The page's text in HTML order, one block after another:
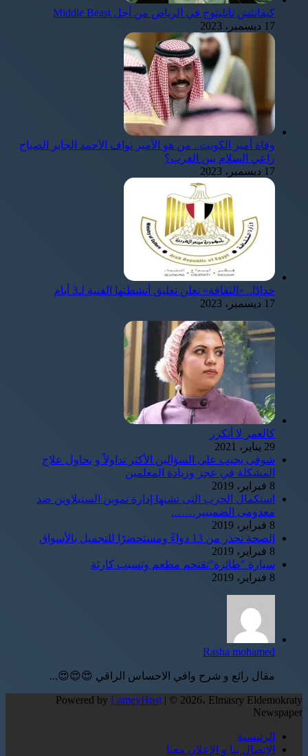
كيفانتش تاتليتوج في الرياض من أجل Middle Beast
17 ديسمبر، 2023
وفاة أمير الكويت.. من هو الأمير نواف الأحمد الجابر الصباح
راعي السلام بين العرب؟
17 ديسمبر، 2023
حدادًا.. «الثقافة» تعلن تعليق أنشطتها الفنية لـ3 أيام
17 ديسمبر، 2023
كالعمر لا أتكرر
29 يناير، 2021
شوقى يجيب على السؤالين الأكثر تداولاً و يحاول علاج
المشكلة في عجز وزيادة المعلمين
8 فبراير، 2019
استكمال الحرب التى تشنها إدارة تموين السنبلاوين ضد
معدومى الضمييير…….
8 فبراير، 2019
الصحة تحذر من 13 دواءً ومستحضرًا للتجميل بالأسواق
8 فبراير، 2019
سيارة "طائرة"تقتحم مطعم وتسبب كارثة
8 فبراير، 2019
Rasha mohamed
مقال رائع و شرح وافي الاحساس الراقي 😍😍😍...
Powered by LameyHost | © 2026، Elmasry Eldemokraty
Newspaper
الرئيسية
الإتصال بنا و الإعلان معنا